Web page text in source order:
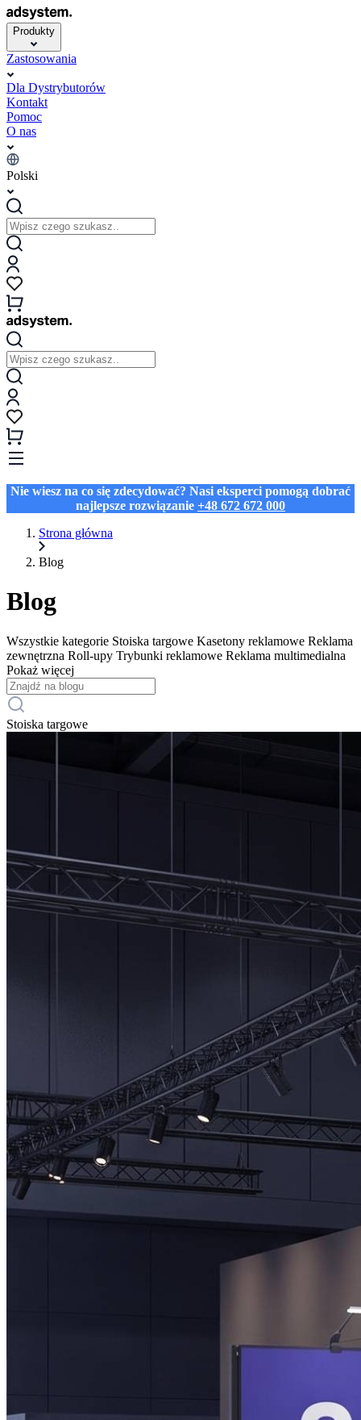
Produkty
Zastosowania
Dla Dystrybutorów
Kontakt
Pomoc
O nas
Polski
Nie wiesz na co się zdecydować? Nasi eksperci pomogą dobrać
najlepsze rozwiązanie +48 672 672 000
Strona główna
Blog
Blog
Wszystkie kategorie Stoiska targowe Kasetony reklamowe Reklama
zewnętrzna Roll-upy Trybunki reklamowe Reklama multimedialna
Pokaż więcej
Stoiska targowe